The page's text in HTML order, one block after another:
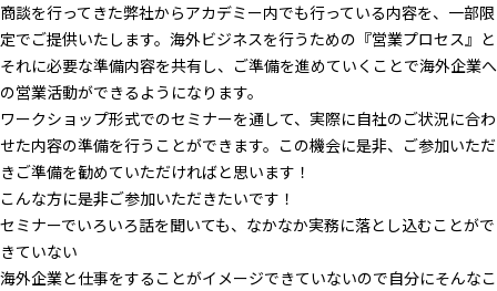
商談を行ってきた弊社からアカデミー内でも行っている内容を、一部限
定でご提供いたします。海外ビジネスを行うための『営業プロセス』と
それに必要な準備内容を共有し、ご準備を進めていくことで海外企業へ
の営業活動ができるようになります。
ワークショップ形式でのセミナーを通して、実際に自社のご状況に合わ
せた内容の準備を行うことができます。この機会に是非、ご参加いただ
きご準備を勧めていただければと思います！
こんな方に是非ご参加いただきたいです！
セミナーでいろいろ話を聞いても、なかなか実務に落とし込むことがで
きていない
海外企業と仕事をすることがイメージできていないので自分にそんなこ